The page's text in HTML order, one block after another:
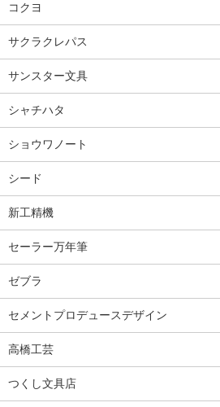
コクヨ
サクラクレパス
サンスター文具
シャチハタ
ショウワノート
シード
新工精機
セーラー万年筆
ゼブラ
セメントプロデュースデザイン
高橋工芸
つくし文具店